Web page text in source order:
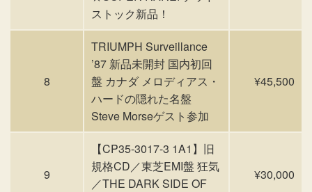
ストック新品！
8
TRIUMPH Surveillance
’87 新品未開封 国内初回
盤 カナダ メロディアス・
ハードの隠れた名盤
Steve Morseゲスト参加
¥45,500
9
【CP35-3017-3 1A1】旧
規格CD／東芝EMI盤 狂気
／THE DARK SIDE OF
¥30,000